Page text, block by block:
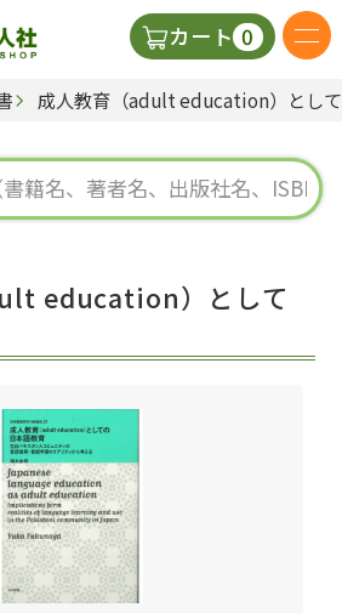
カート 0
日本語の教科書
視聴覚・補助教材
教師用参考書
成人教育（adult education）とし
education）として